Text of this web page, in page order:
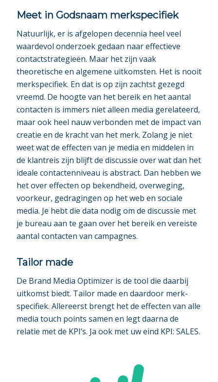
Meet in Godsnaam merkspecifiek
Natuurlijk, er is afgelopen decennia heel veel
waardevol onderzoek gedaan naar effectieve
contactstrategieën. Maar het zijn vaak
theoretische en algemene uitkomsten. Het is nooit
merkspecifiek. En dat is op zijn zachtst gezegd
vreemd. De hoogte van het bereik en het aantal
contacten is immers niet alleen media gerelateerd,
maar ook heel nauw verbonden met de impact van
creatie en de kracht van het merk. Zolang je niet
weet wat de effecten van je media en middelen in
de klantreis zijn blijft de discussie over wat dan het
ideale contactenniveau is abstract. Dan hebben we
het over effecten op bekendheid, overweging,
voorkeur, gedragingen op het web en sociale
media. Je hebt die data nodig om de discussie met
je bureau aan te gaan over het bereik en vereiste
aantal contacten van campagnes.
Tailor made
De Brand Media Optimizer is de tool die daarbij
uitkomst biedt. Tailor made en daardoor merk-
specifiek. Allereerst brengt het de effecten van alle
media touch points samen en legt daarna de
relatie met de KPI’s. Ja ook met uw eind KPI: SALES.